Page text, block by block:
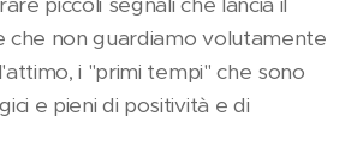
che non guardiamo volutamente
i "primi tempi" che sono
e pieni di positività e di